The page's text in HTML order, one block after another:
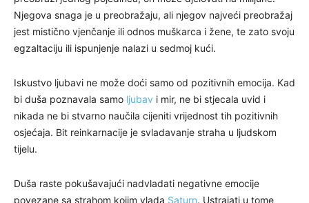
Njegova snaga je u preobražaju, ali njegov najveći preobražaj
jest mistično vjenčanje ili odnos muškarca i žene, te zato svoju
egzaltaciju ili ispunjenje nalazi u sedmoj kući.
Iskustvo ljubavi ne može doći samo od pozitivnih emocija. Kad
bi duša poznavala samo ljubav i mir, ne bi stjecala uvid i
nikada ne bi stvarno naučila cijeniti vrijednost tih pozitivnih
osjećaja. Bit reinkarnacije je svladavanje straha u ljudskom
tijelu.
Duša raste pokušavajući nadvladati negativne emocije
povezane sa strahom kojim vlada Saturn. Ustrajati u tome